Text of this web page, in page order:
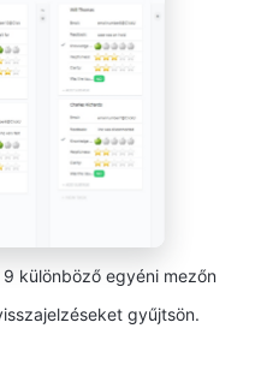
különböző egyéni mezőn
gyűjtsön.